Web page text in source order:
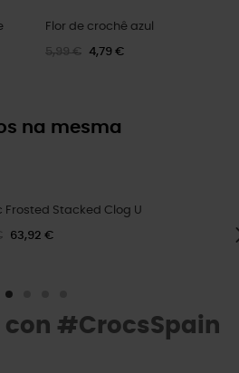
Flor de crochê azul
5,99 € 4,79 €
na mesma
Frosted Stacked Clog U
63,92 €
con #CrocsSpain